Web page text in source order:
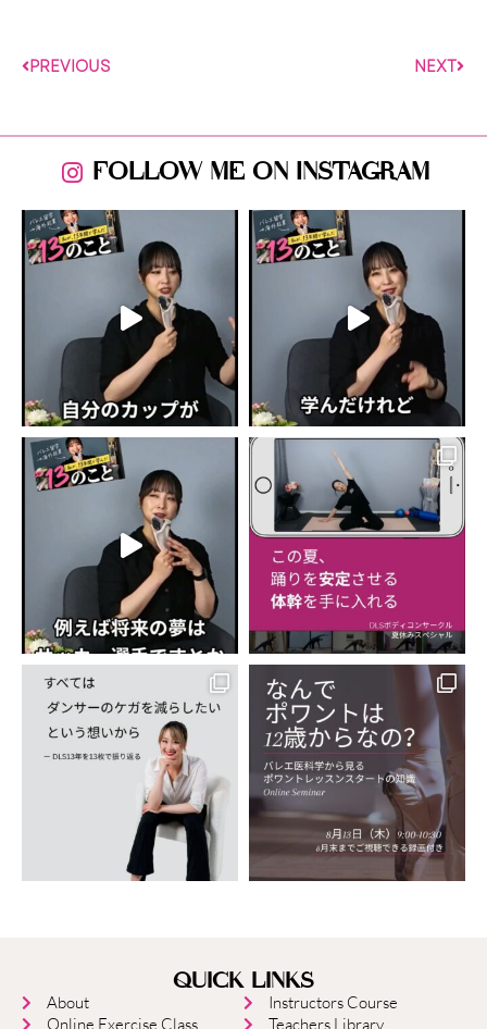
PREVIOUS NEXT
FOLLOW ME ON INSTAGRAM
QUICK LINKS
About
Online Exercise Class
Instructors Course
Teachers Library